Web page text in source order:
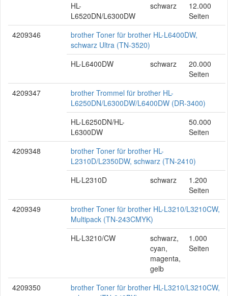
HL-
L6520DN/L6300DW
schwarz
12.000
Seiten
4209346
brother Toner für brother HL-L6400DW,
schwarz Ultra (TN-3520)
HL-L6400DW
schwarz
20.000
Seiten
4209347
brother Trommel für brother HL-
L6250DN/L6300DW/L6400DW (DR-3400)
HL-L6250DN/HL-
L6300DW
50.000
Seiten
4209348
brother Toner für brother HL-
L2310D/L2350DW, schwarz (TN-2410)
HL-L2310D
schwarz
1.200
Seiten
4209349
brother Toner für brother HL-L3210/L3210CW,
Multipack (TN-243CMYK)
HL-L3210/CW
schwarz,
cyan,
magenta,
gelb
1.000
Seiten
4209350
brother Toner für brother HL-L3210/L3210CW,